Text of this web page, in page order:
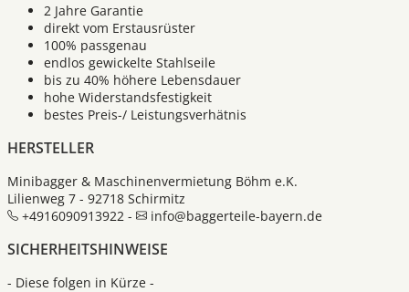
2 Jahre Garantie
direkt vom Erstausrüster
100% passgenau
endlos gewickelte Stahlseile
bis zu 40% höhere Lebensdauer
hohe Widerstandsfestigkeit
bestes Preis-/ Leistungsverhätnis
HERSTELLER
Minibagger & Maschinenvermietung Böhm e.K.
Lilienweg 7 - 92718 Schirmitz
+4916090913922 -
info@baggerteile-bayern.de
SICHERHEITSHINWEISE
- Diese folgen in Kürze -